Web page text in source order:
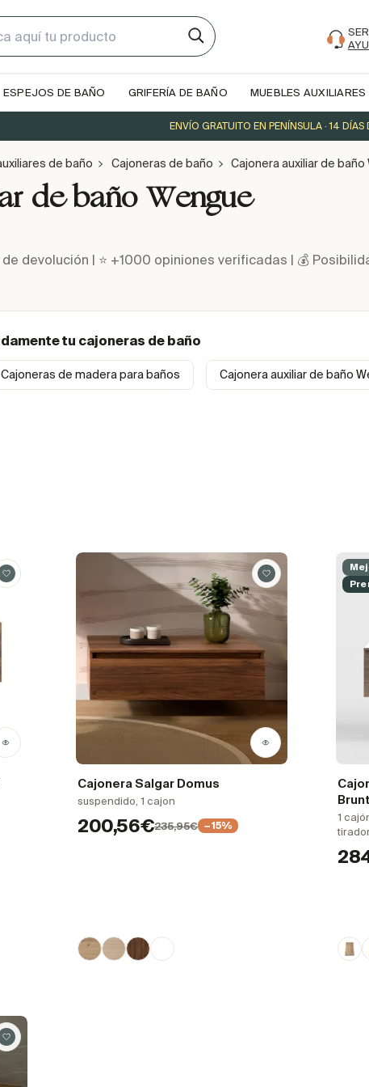
ESPEJOS DE BAÑO GRIFERÍA DE BAÑO MUEBLES AUXILIARES
ENVÍO GRATUITO EN PENÍNSULA · 14
de baño Cajoneras de baño Cajonera auxiliar de baño
de baño Wengue
de devolución | ⭐ +1000 opiniones verificadas | 💰
tu cajoneras de baño
Cajoneras de madera para baños Cajonera auxiliar de baño
Cajonera Salgar Domus
suspendido, 1 cajon
200,56€235,95€ −15%
1